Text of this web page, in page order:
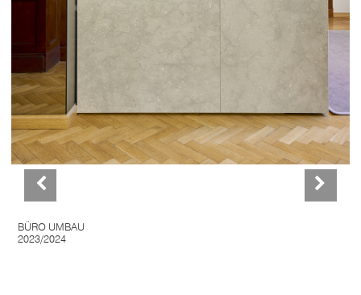
BÜRO UMBAU
2023/2024